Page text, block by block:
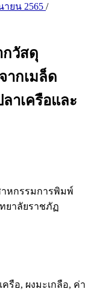
ยน 2565 /
วัสดุ
ากเมล็ด
าเครือและ
หกรรมการพิมพ์
ยาลัยราชภัฏ
รือ, ผงมะเกลือ, ค่า